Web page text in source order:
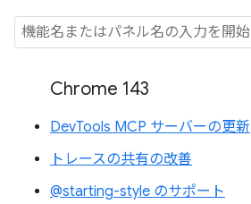
Chrome 143
DevTools MCP サーバーの更新
トレースの共有の改善
@starting-style のサポート